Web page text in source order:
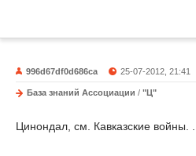
996d67df0d686ca 25-07-2012, 21:41
База знаний Ассоциации / "Ц"
Цинондал, см. Кавказские войны. ...